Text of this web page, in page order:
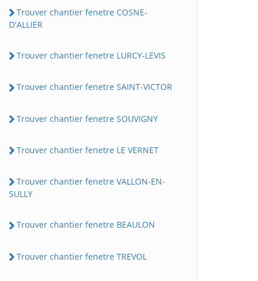
Trouver chantier fenetre COSNE-
D'ALLIER
Trouver chantier fenetre LURCY-LEVIS
Trouver chantier fenetre SAINT-VICTOR
Trouver chantier fenetre SOUVIGNY
Trouver chantier fenetre LE VERNET
Trouver chantier fenetre VALLON-EN-
SULLY
Trouver chantier fenetre BEAULON
Trouver chantier fenetre TREVOL